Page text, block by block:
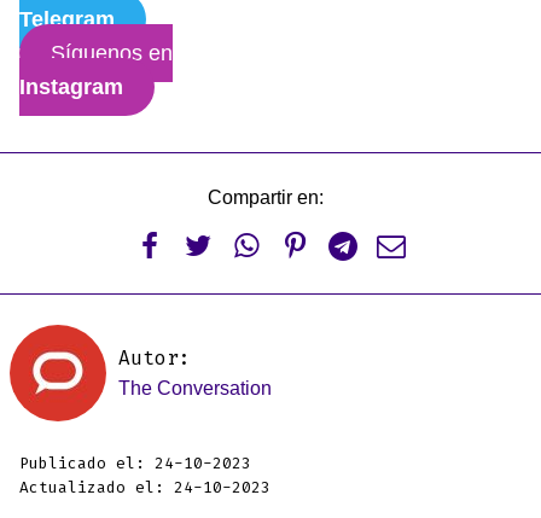
Telegram
Síguenos en
Instagram
Compartir en:
     
Autor:
The Conversation
Publicado el: 24-10-2023
Actualizado el: 24-10-2023